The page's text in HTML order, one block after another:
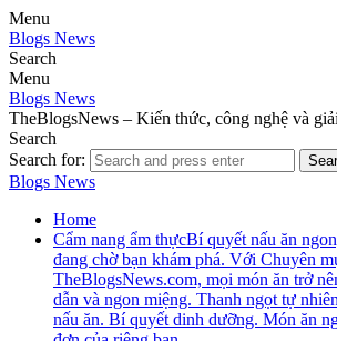
Menu
Blogs News
Search
Menu
Blogs News
TheBlogsNews – Kiến thức, công nghệ và
Search
Search for:
Blogs News
Home
Cẩm nang ẩm thựcBí quyết nấu ăn
đang chờ bạn khám phá. Với Chuyên
TheBlogsNews.com, mọi món ăn trở
dẫn và ngon miệng. Thanh ngọt tự
nấu ăn. Bí quyết dinh dưỡng. Món ăn